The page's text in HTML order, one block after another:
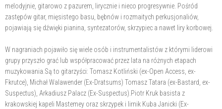
melodyjnie, gitarowo z pazurem, lirycznie i nieco progresywnie. Pośród
zastępów gitar, mięsistego basu, bębnów i rozmaitych perkusjonaliów,
pojawiają się dźwięki pianina, syntezatorów, skrzypiec a nawet liry korbowej.
W nagraniach pojawiło się wiele osób i instrumentalistów z którymi liderowi
grupy przyszło grać lub współpracować przez lata na różnych etapach
muzykowania.Są to gitarzyści: Tomasz Kotliński (ex-Open Access, ex-
Fkrutce), Michał Walawender (Ex-Dratsums) Tomasz Tatara (ex-Bastard, ex-
Suspectus), Arkadiusz Palacz (Ex-Suspectus).Piotr Kruk basista z
krakowskiej kapeli Mastemey oraz skrzypek i lirnik Kuba Janicki (Ex-